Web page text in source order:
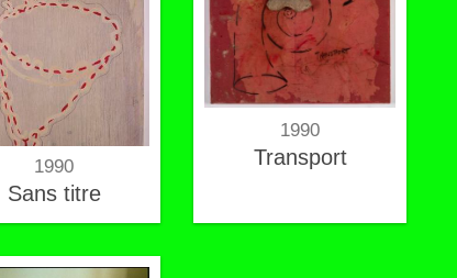
1990
Sans titre
1990
Transport